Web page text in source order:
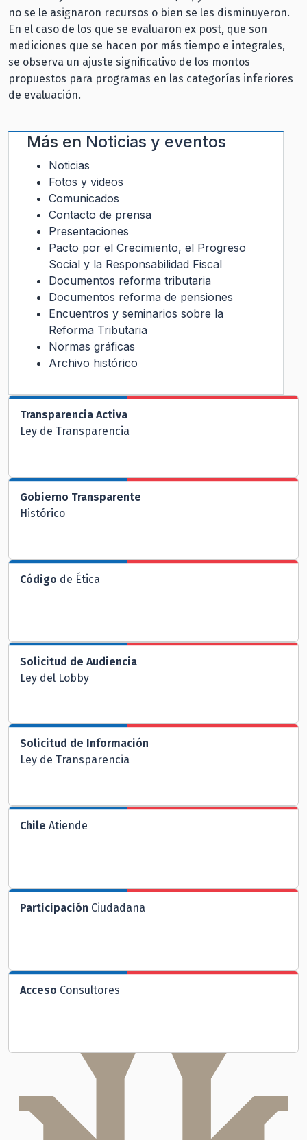
no se le asignaron recursos o bien se les disminuyeron.
En el caso de los que se evaluaron ex post, que son
mediciones que se hacen por más tiempo e integrales,
se observa un ajuste significativo de los montos
propuestos para programas en las categorías inferiores
de evaluación.
Más en Noticias y eventos
Noticias
Fotos y videos
Comunicados
Contacto de prensa
Presentaciones
Pacto por el Crecimiento, el Progreso
Social y la Responsabilidad Fiscal
Documentos reforma tributaria
Documentos reforma de pensiones
Encuentros y seminarios sobre la
Reforma Tributaria
Normas gráficas
Archivo histórico
Transparencia Activa
Ley de Transparencia
Gobierno Transparente
Histórico
Código de Ética
Solicitud de Audiencia
Ley del Lobby
Solicitud de Información
Ley de Transparencia
Chile Atiende
Participación Ciudadana
Acceso Consultores